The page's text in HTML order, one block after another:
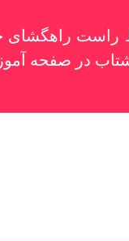
خط راست
شتاب در صفحه